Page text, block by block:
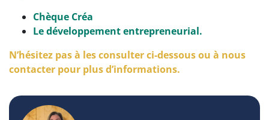
Chèque Créa
Le développement entrepreneurial.
N’hésitez pas à les consulter ci-dessous ou à nous
contacter pour plus d’informations.